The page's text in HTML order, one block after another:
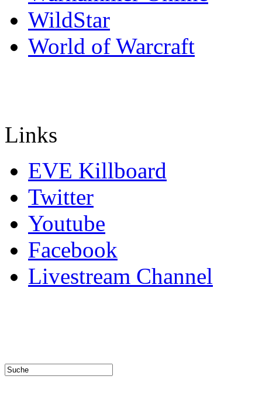
WildStar
World of Warcraft
Links
EVE Killboard
Twitter
Youtube
Facebook
Livestream Channel